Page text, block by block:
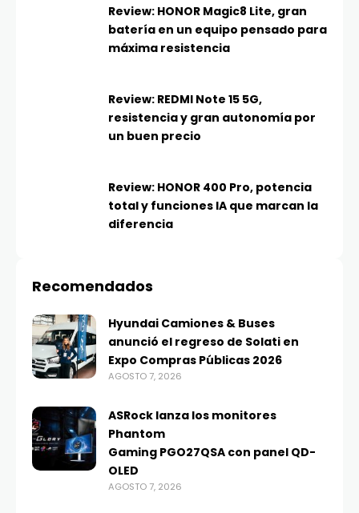
Review: HONOR Magic8 Lite, gran
batería en un equipo pensado para
máxima resistencia
Review: REDMI Note 15 5G,
resistencia y gran autonomía por
un buen precio
Review: HONOR 400 Pro, potencia
total y funciones IA que marcan la
diferencia
Recomendados
Hyundai Camiones & Buses
anunció el regreso de Solati en
Expo Compras Públicas 2026
AGOSTO 7, 2026
ASRock lanza los monitores
Phantom
Gaming PGO27QSA con panel QD-
OLED
AGOSTO 7, 2026